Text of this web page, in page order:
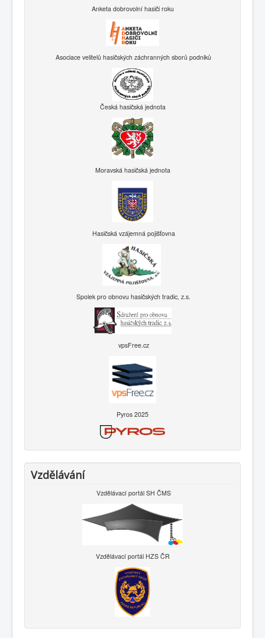
Anketa dobrovolní hasiči roku
Asociace velitelů hasičských záchranných sborů podniků
Česká hasičská jednota
Moravská hasičská jednota
Hasičská vzájemná pojišťovna
Spolek pro obnovu hasičských tradic, z.s.
vpsFree.cz
Pyros 2025
Vzdělávání
Vzdělávací portál SH ČMS
Vzdělávací portál HZS ČR